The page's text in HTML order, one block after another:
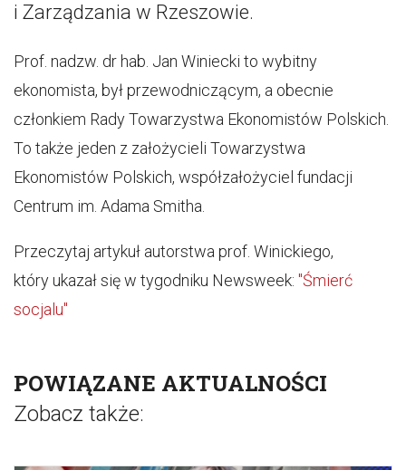
i Zarządzania w Rzeszowie.
Prof. nadzw. dr hab. Jan Winiecki to wybitny
ekonomista, był przewodniczącym, a obecnie
członkiem Rady Towarzystwa Ekonomistów Polskich.
To także jeden z założycieli Towarzystwa
Ekonomistów Polskich, współzałożyciel fundacji
Centrum im. Adama Smitha.
Przeczytaj artykuł autorstwa prof. Winickiego,
który ukazał się w tygodniku Newsweek: "Śmierć
socjalu"
POWIĄZANE AKTUALNOŚCI
Zobacz także: